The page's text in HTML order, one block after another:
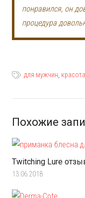
понравился, он
процедура
для мужчин, красота
Похожие
Twitching Lure
13.06.2018